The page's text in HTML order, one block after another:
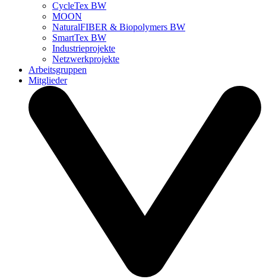
CycleTex BW
MOON
NaturalFIBER & Biopolymers BW
SmartTex BW
Industrieprojekte
Netzwerkprojekte
Arbeitsgruppen
Mitglieder